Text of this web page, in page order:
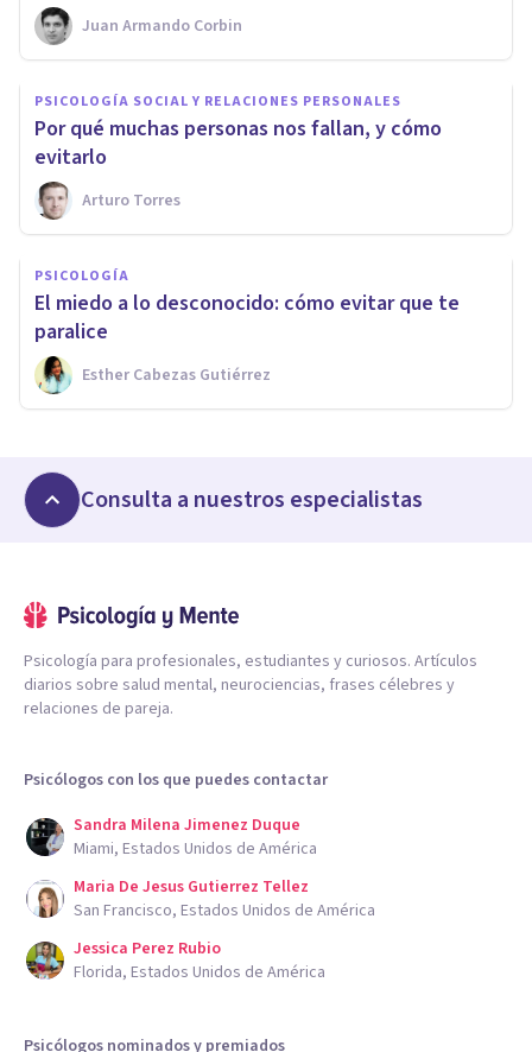
Juan Armando Corbin
PSICOLOGÍA SOCIAL Y RELACIONES PERSONALES
​Por qué muchas personas nos fallan, y cómo
evitarlo
Arturo Torres
PSICOLOGÍA
​El miedo a lo desconocido: cómo evitar que te
paralice
Esther Cabezas Gutiérrez
Consulta a nuestros especialistas
Psicología para profesionales, estudiantes y curiosos. Artículos
diarios sobre salud mental, neurociencias, frases célebres y
relaciones de pareja.
Psicólogos con los que puedes contactar
Sandra Milena Jimenez Duque
Miami, Estados Unidos de América
Maria De Jesus Gutierrez Tellez
San Francisco, Estados Unidos de América
Jessica Perez Rubio
Florida, Estados Unidos de América
Psicólogos nominados y premiados